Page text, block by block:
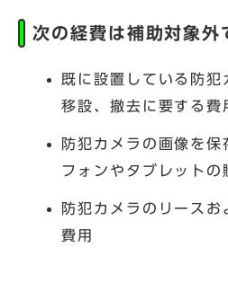
次の経費は補助対象外
既に設置している防犯
移設、撤去に要する費
防犯カメラの画像を保
フォンやタブレットの
防犯カメラのリースお
費用